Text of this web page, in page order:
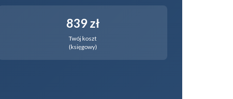
839 zł
Twój koszt
(księgowy)